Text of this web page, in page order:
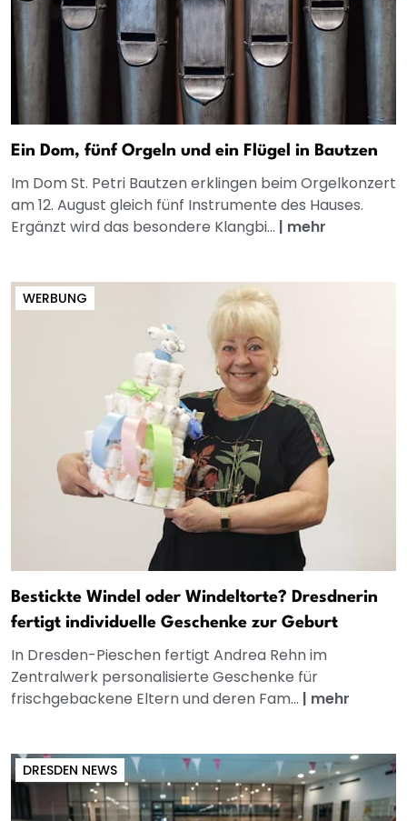
Ein Dom, fünf Orgeln und ein Flügel in Bautzen
Im Dom St. Petri Bautzen erklingen beim Orgelkonzert
am 12. August gleich fünf Instrumente des Hauses.
Ergänzt wird das besondere Klangbi... | mehr
WERBUNG
Bestickte Windel oder Windeltorte? Dresdnerin
fertigt individuelle Geschenke zur Geburt
In Dresden-Pieschen fertigt Andrea Rehn im
Zentralwerk personalisierte Geschenke für
frischgebackene Eltern und deren Fam... | mehr
DRESDEN NEWS